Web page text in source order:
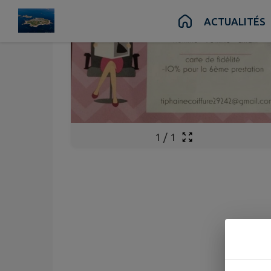
Contenu Pied de page
ACTUALITÉS
1 / 1